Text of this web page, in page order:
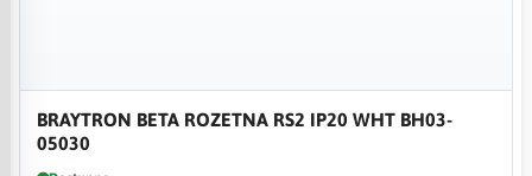
BRAYTRON BETA ROZETNA RS2 IP20 WHT BH03-
05030